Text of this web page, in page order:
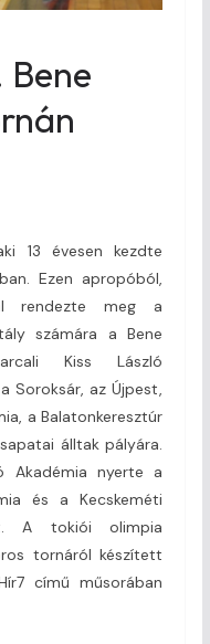
Bene
13 évesen kezdte
Ezen apropóból,
rendezte meg a
számára a Bene
Kiss László
Soroksár, az Újpest,
a Balatonkeresztúr
álltak pályára.
Akadémia nyerte a
és a Kecskeméti
A tokiói olimpia
tornáról készített
című műsorában